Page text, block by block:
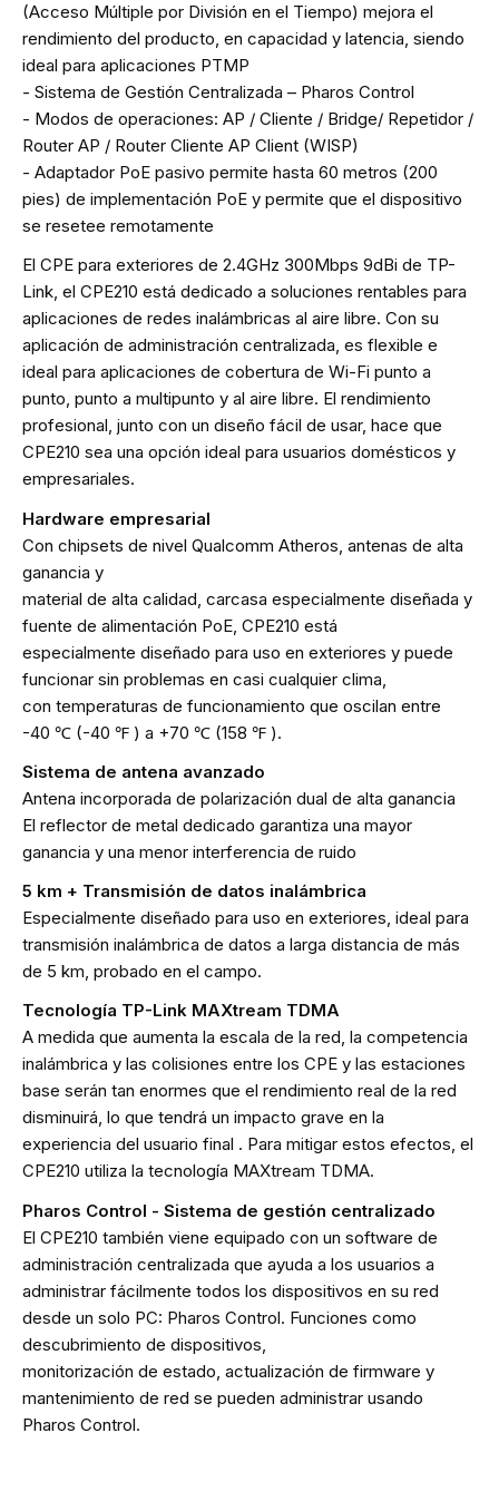
(Acceso Múltiple por División en el Tiempo) mejora el
rendimiento del producto, en capacidad y latencia, siendo
ideal para aplicaciones PTMP
- Sistema de Gestión Centralizada – Pharos Control
- Modos de operaciones: AP / Cliente / Bridge/ Repetidor /
Router AP / Router Cliente AP Client (WISP)
- Adaptador PoE pasivo permite hasta 60 metros (200
pies) de implementación PoE y permite que el dispositivo
se resetee remotamente
El CPE para exteriores de 2.4GHz 300Mbps 9dBi de TP-
Link, el CPE210 está dedicado a soluciones rentables para
aplicaciones de redes inalámbricas al aire libre. Con su
aplicación de administración centralizada, es flexible e
ideal para aplicaciones de cobertura de Wi-Fi punto a
punto, punto a multipunto y al aire libre. El rendimiento
profesional, junto con un diseño fácil de usar, hace que
CPE210 sea una opción ideal para usuarios domésticos y
empresariales.
Hardware empresarial
Con chipsets de nivel Qualcomm Atheros, antenas de alta
ganancia y
material de alta calidad, carcasa especialmente diseñada y
fuente de alimentación PoE, CPE210 está
especialmente diseñado para uso en exteriores y puede
funcionar sin problemas en casi cualquier clima,
con temperaturas de funcionamiento que oscilan entre
-40 ℃ (-40 ℉ ) a +70 ℃ (158 ℉ ).
Sistema de antena avanzado
Antena incorporada de polarización dual de alta ganancia
El reflector de metal dedicado garantiza una mayor
ganancia y una menor interferencia de ruido
5 km + Transmisión de datos inalámbrica
Especialmente diseñado para uso en exteriores, ideal para
transmisión inalámbrica de datos a larga distancia de más
de 5 km, probado en el campo.
Tecnología TP-Link MAXtream TDMA
A medida que aumenta la escala de la red, la competencia
inalámbrica y las colisiones entre los CPE y las estaciones
base serán tan enormes que el rendimiento real de la red
disminuirá, lo que tendrá un impacto grave en la
experiencia del usuario final . Para mitigar estos efectos, el
CPE210 utiliza la tecnología MAXtream TDMA.
Pharos Control - Sistema de gestión centralizado
El CPE210 también viene equipado con un software de
administración centralizada que ayuda a los usuarios a
administrar fácilmente todos los dispositivos en su red
desde un solo PC: Pharos Control. Funciones como
descubrimiento de dispositivos,
monitorización de estado, actualización de firmware y
mantenimiento de red se pueden administrar usando
Pharos Control.